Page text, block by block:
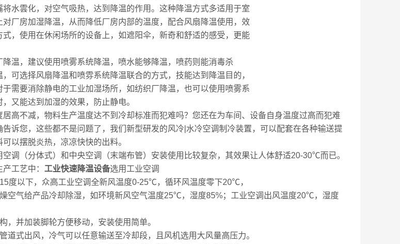
将水雲化，对空气吸热，达到降温的作用。这种降温方式多适用于室
厂房加湿降温，从而降低厂房内部的温度，配合风扇降温使用，效
式，使用在休闲场所的设备上，如遮阳伞，新奇和舒适的感受，更能
降温，建议使用喷雾系统降温，喷水能够降温，喷药则能消毒杀
可选择风扇降温和喷雰系统降温联合的方式，技能达到降温目的，
于需要消除静电的工业加湿场所，如纺织厂降温，也可以使用喷雾系
又能达到加湿的效果，防止静电。
高不减，物料生产温度达不到冷却标准而犯难吗？您还在为车间、设备自身温度过高而犯难
告诉您，这些都不是问题了，我们新型研发的风冷|水冷空调制冷装置，可以配套在各种输送提
以摆脱炎热，凉凉快快的出料。
空调（分体式）和中央空调（末端布管）安装使用比较复杂，其效果让人体舒适20-30℃而已。
工艺中： 工业快速降温设备选用工业空调
度以下，众高工业空调全新风温度0-25℃，循环风温度零下20℃，
空气给产品冷却除湿，如环境新风空气温度25℃，湿度85%；工业空调出风温度20℃，湿度
，并加装脚轮方便移动，安装使用简单。
道式出风，冷气可以任意输送至冷却段，且风机选用大风量高压力。